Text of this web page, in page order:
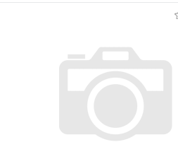
Купить в 1 клик
Сравнение
Под заказ